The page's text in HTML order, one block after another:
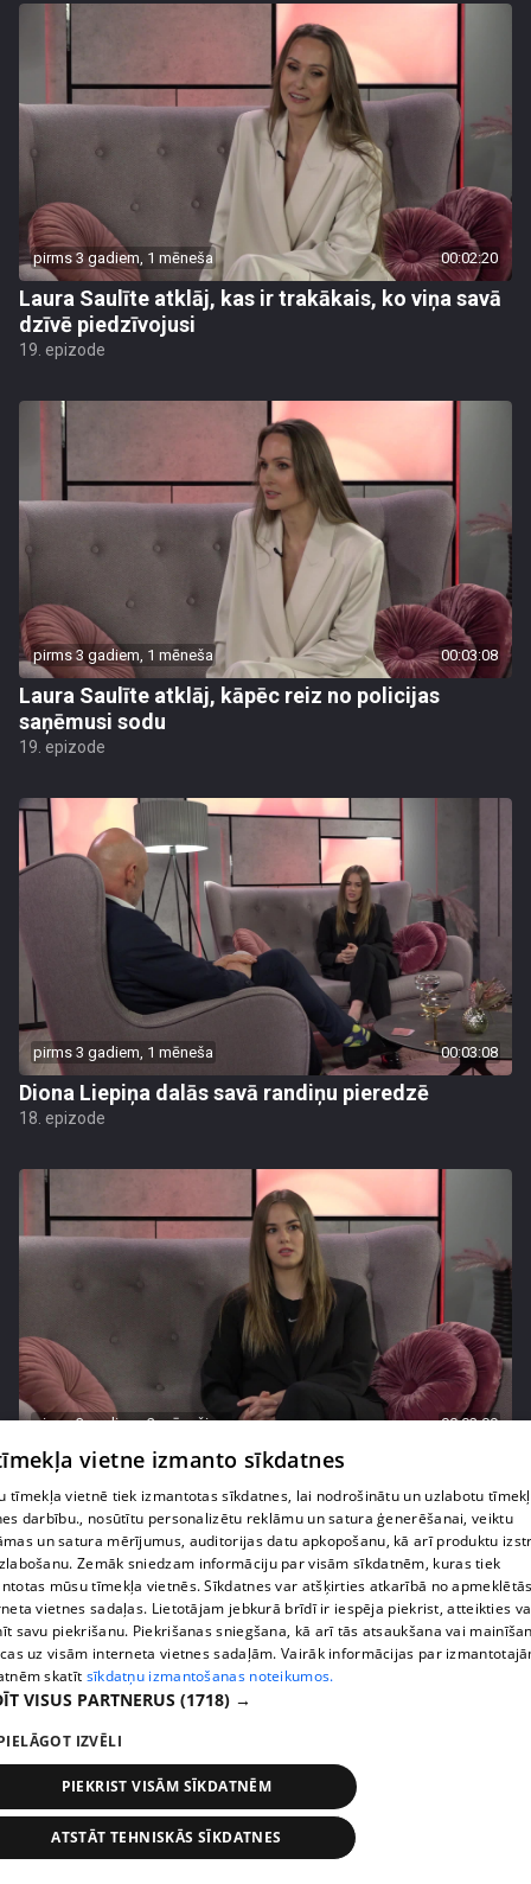
pirms 3 gadiem, 1 mēneša 00:02:20
Laura Saulīte atklāj, kas ir trakākais, ko viņa savā
dzīvē piedzīvojusi
19. epizode
pirms 3 gadiem, 1 mēneša 00:03:08
Laura Saulīte atklāj, kāpēc reiz no policijas
saņēmusi sodu
19. epizode
pirms 3 gadiem, 1 mēneša 00:03:08
Diona Liepiņa dalās savā randiņu pieredzē
18. epizode
pirms 3 gadiem, 2 mēnešiem 00:03:09
Dziedātāja Diona Liepiņa: "Mēdzu ātri iemīlēties!"
18. epizode
pirms 3 gadiem, 2 mēnešiem
Katrīna Gupalo dalās pārdomās par brīžiem, kad
viņa sajūtas seksīga
vietne izmanto sīkdatnes
tīmekļa vietnē tiek izmantotas sīkdatnes, lai nodrošinātu un uzlabotu
darbību., nosūtītu personalizētu reklāmu un satura ģenerēšanai, veiktu
un satura mērījumus, auditorijas datu apkopošanu, kā arī produktu
Zemāk sniedzam informāciju par visām sīkdatnēm, kuras tiek
mūsu tīmekļa vietnēs. Sīkdatnes var atšķirties atkarībā no
vietnes sadaļas. Lietotājam jebkurā brīdī ir iespēja piekrist, atteikties
savu piekrišanu. Piekrišanas sniegšana, kā arī tās atsaukšana vai
uz visām interneta vietnes sadaļām. Vairāk informācijas par
skatīt sīkdatņu izmantošanas noteikumos.
VISUS PARTNERUS (1718) →
IZVĒLI
PIEKRIST VISĀM SĪKDATNĒM
ATSTĀT TEHNISKĀS SĪKDATNES